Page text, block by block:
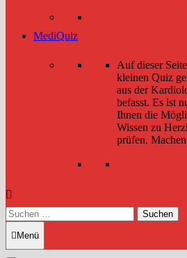
MediQuiz
Auf dieser
kleinen Quiz
aus der
befasst. Es ist
Ihnen die
Wissen zu
prüfen.
Suchen
nach:
Menü